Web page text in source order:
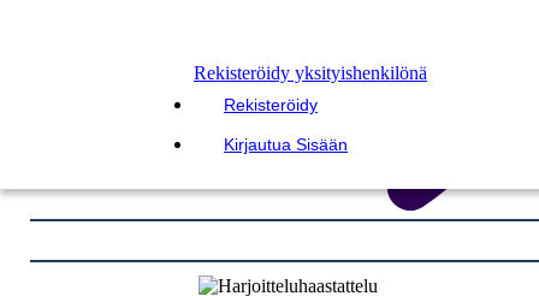
Rekisteröidy yksityishenkilönä
Rekisteröidy
Kirjautua Sisään